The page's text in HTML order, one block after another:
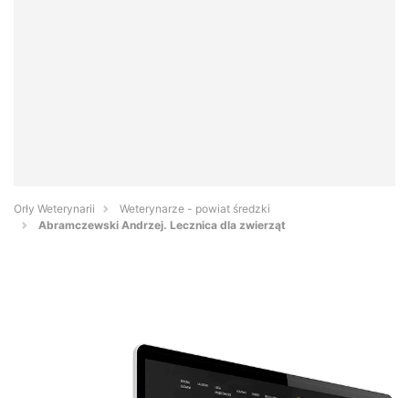
Orły Weterynarii
Weterynarze - powiat średzki
Abramczewski Andrzej. Lecznica dla zwierząt